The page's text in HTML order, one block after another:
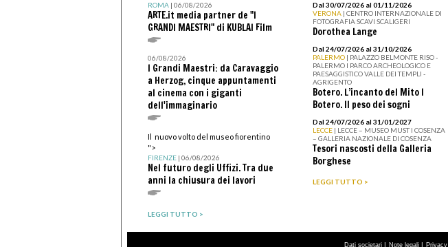
ROMA| 06/08/2026
ARTE.it media partner de "I
GRANDI MAESTRI" di KUBLAI Film
06/08/2026
I Grandi Maestri: da Caravaggio
a Herzog, cinque appuntamenti
al cinema con i giganti
dell'immaginario
Il nuovo volto del museo fiorentino
">
FIRENZE| 06/08/2026
Nel futuro degli Uffizi. Tra due
anni la chiusura dei lavori
LEGGI TUTTO >
Dal 30/07/2026 al 01/11/2026
VERONA | CENTRO INTERNAZIONALE DI
FOTOGRAFIA SCAVI SCALIGERI
Dorothea Lange
Dal 24/07/2026 al 31/10/2026
PALERMO | PALAZZO BELMONTE RISO -
PALERMO I PARCO ARCHEOLOGICO E
PAESAGGISTICO VALLE DEI TEMPLI -
AGRIGENTO
Botero. L’incanto del Mito I
Botero. Il peso dei sogni
Dal 24/07/2026 al 31/01/2027
LECCE | LECCE – MUSEO MUST I COSENZA
– GALLERIA NAZIONALE DI COSENZA
Tesori nascosti della Galleria
Borghese
LEGGI TUTTO >
Dati societari | Note legali | Privacy